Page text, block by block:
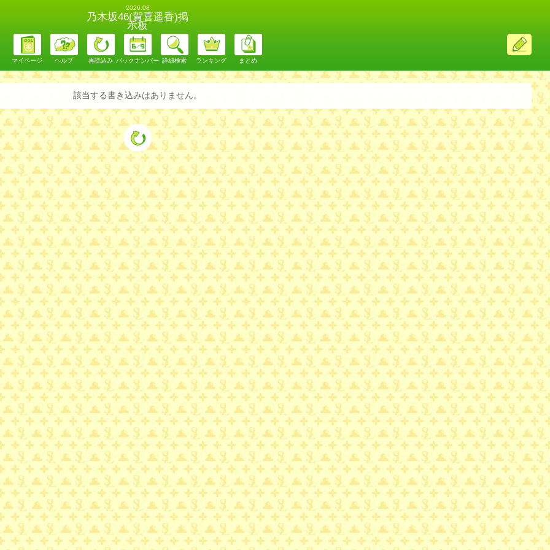
2026.08
乃木坂46(賀喜遥香)掲
示板
ス
レ
投
マイページ ヘルプ 再読込み バックナンバー 詳細検索 ランキング まとめ
該当する書き込みはありません。